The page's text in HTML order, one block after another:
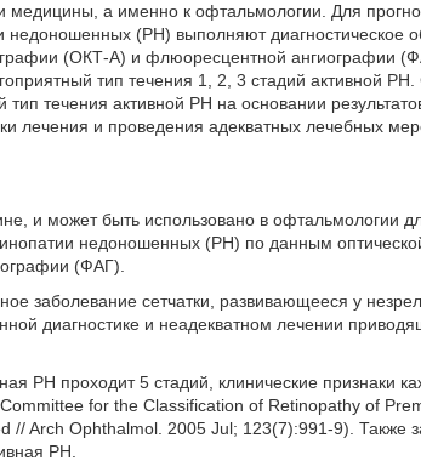
медицины, а именно к офтальмологии. Для
недоношенных (РН) выполняют диагностическое
(ОКТ-А) и флюоресцентной ангиографии
тип течения 1, 2, 3 стадий активной
тип течения активной РН на основании
лечения и проведения адекватных лечебных
и может быть использовано в офтальмологии
недоношенных (РН) по данным
(ФАГ).
заболевание сетчатки, развивающееся у
диагностике и неадекватном лечении
РН проходит 5 стадий, клинические признаки
for the Classification of Retinopathy of
// Arch Ophthalmol. 2005 Jul; 123(7):991-9). Также
РН.